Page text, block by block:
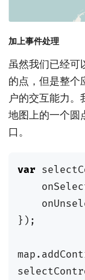
加上事件处理
虽然我们已经可
的点，但是整个
户的交互能力
地图上的一个圆
口。
var
});
map .